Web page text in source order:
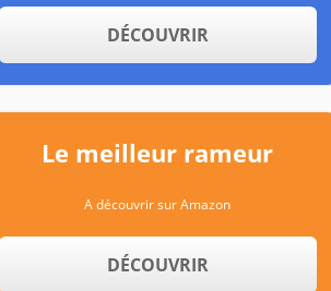
DÉCOUVRIR
Le meilleur rameur
A découvrir sur Amazon
DÉCOUVRIR